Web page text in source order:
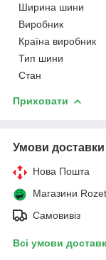
Ширина шини
Виробник
Країна виробник
Тип шини
Стан
Приховати
Умови доставки
Нова Пошта
Магазини
Самовивіз
Всі умови